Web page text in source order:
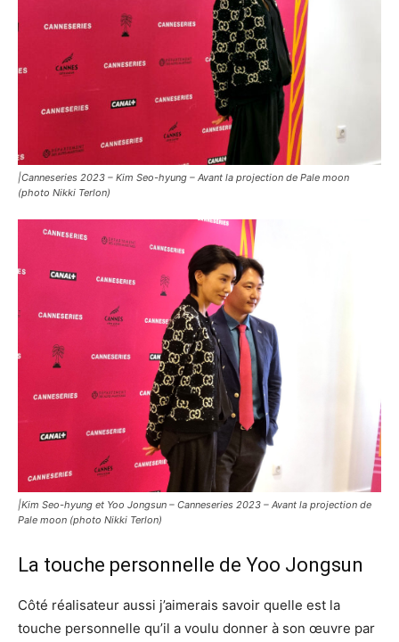
|Canneseries 2023 – Kim Seo-hyung – Avant la projection de Pale moon
(photo Nikki Terlon)
|Kim Seo-hyung et Yoo Jongsun – Canneseries 2023 – Avant la projection de
Pale moon (photo Nikki Terlon)
La touche personnelle de Yoo Jongsun
Côté réalisateur aussi j’aimerais savoir quelle est la
touche personnelle qu’il a voulu donner à son œuvre par